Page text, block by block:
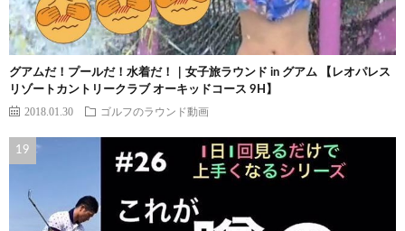
グアムだ！プールだ！水着だ！｜女子旅ラウンド in グアム 【レオパレス
リゾートカントリークラブ オーキッドコース 9H】
2018.01.30 ゴルフのラウンド動画